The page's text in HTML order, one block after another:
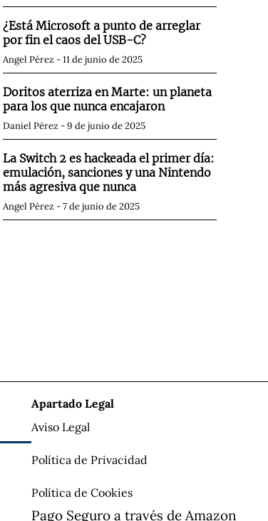
¿Está Microsoft a punto de arreglar
por fin el caos del USB-C?
Angel Pérez 11 de junio de 2025
Doritos aterriza en Marte: un planeta
para los que nunca encajaron
Daniel Pérez 9 de junio de 2025
La Switch 2 es hackeada el primer día:
emulación, sanciones y una Nintendo
más agresiva que nunca
Angel Pérez 7 de junio de 2025
Apartado Legal
Aviso Legal
Política de Privacidad
Política de Cookies
Pago Seguro a través de Amazon